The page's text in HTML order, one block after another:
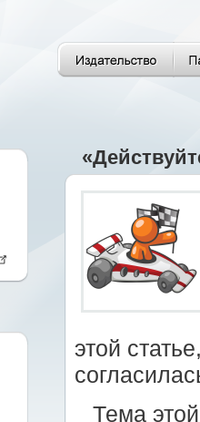
этой
Тема